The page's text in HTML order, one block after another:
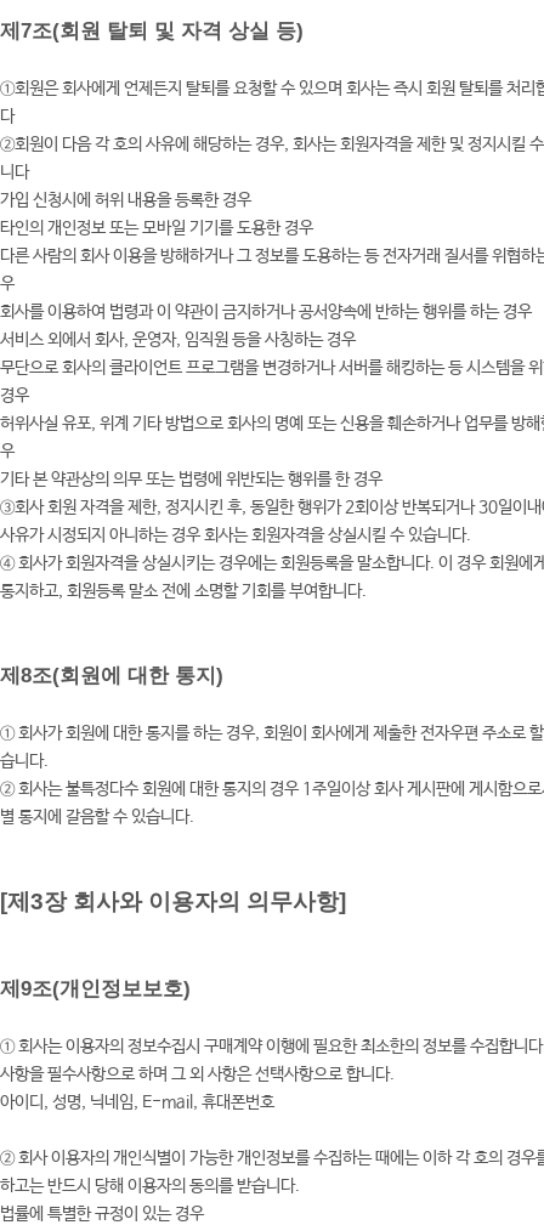
제7조(회원 탈퇴 및 자격 상실 등)
①회원은 회사에게 언제든지 탈퇴를 요청할 수 있으며 회사는 즉시 회원 탈퇴를 처리
다
②회원이 다음 각 호의 사유에 해당하는 경우, 회사는 회원자격을 제한 및 정지시킬
니다
가입 신청시에 허위 내용을 등록한 경우
타인의 개인정보 또는 모바일 기기를 도용한 경우
다른 사람의 회사 이용을 방해하거나 그 정보를 도용하는 등 전자거래 질서를 위협하
우
회사를 이용하여 법령과 이 약관이 금지하거나 공서양속에 반하는 행위를 하는 경우
서비스 외에서 회사, 운영자, 임직원 등을 사칭하는 경우
무단으로 회사의 클라이언트 프로그램을 변경하거나 서버를 해킹하는 등 시스템을
경우
허위사실 유포, 위계 기타 방법으로 회사의 명예 또는 신용을 훼손하거나 업무를 방해
우
기타 본 약관상의 의무 또는 법령에 위반되는 행위를 한 경우
③회사 회원 자격을 제한, 정지시킨 후, 동일한 행위가 2회이상 반복되거나 30일이
사유가 시정되지 아니하는 경우 회사는 회원자격을 상실시킬 수 있습니다.
④ 회사가 회원자격을 상실시키는 경우에는 회원등록을 말소합니다. 이 경우 회원에
통지하고, 회원등록 말소 전에 소명할 기회를 부여합니다.
제8조(회원에 대한 통지)
① 회사가 회원에 대한 통지를 하는 경우, 회원이 회사에게 제출한 전자우편 주소로
습니다.
② 회사는 불특정다수 회원에 대한 통지의 경우 1주일이상 회사 게시판에 게시함으
별 통지에 갈음할 수 있습니다.
[제3장 회사와 이용자의 의무사항]
제9조(개인정보보호)
① 회사는 이용자의 정보수집시 구매계약 이행에 필요한 최소한의 정보를 수집합니
사항을 필수사항으로 하며 그 외 사항은 선택사항으로 합니다.
아이디, 성명, 닉네임, E-mail, 휴대폰번호
② 회사 이용자의 개인식별이 가능한 개인정보를 수집하는 때에는 이하 각 호의 경우
하고는 반드시 당해 이용자의 동의를 받습니다.
법률에 특별한 규정이 있는 경우